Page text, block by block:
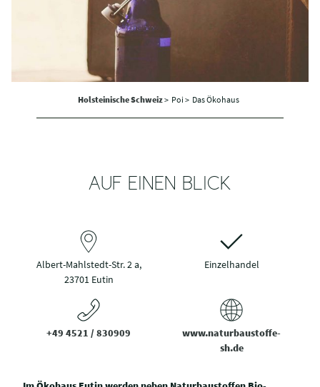
Holsteinische Schweiz> Poi > Das Ökohaus
AUF EINEN BLICK
Albert-Mahlstedt-Str. 2 a,
23701 Eutin
Einzelhandel
+49 4521 / 830909
www.naturbaustoffe-
sh.de